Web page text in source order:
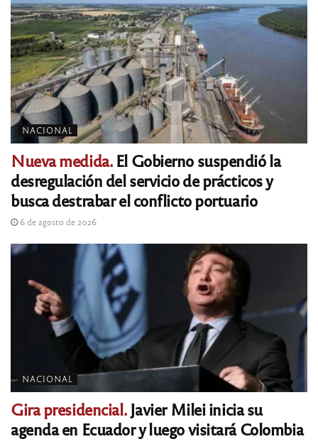
NACIONAL
Nueva medida.El Gobierno suspendió la
desregulación del servicio de prácticos y
busca destrabar el conflicto portuario
6 de agosto de 2026
NACIONAL
Gira presidencial.Javier Milei inicia su
agenda en Ecuador y luego visitará Colombia